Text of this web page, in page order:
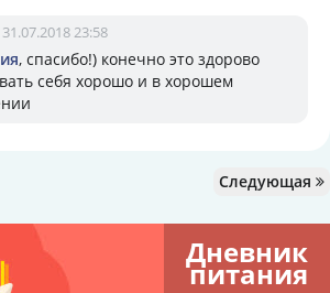
31.07.2018 23:58
, спасибо!) конечно это здорово
себя хорошо и в хорошем
Следующая
Дневник
питания